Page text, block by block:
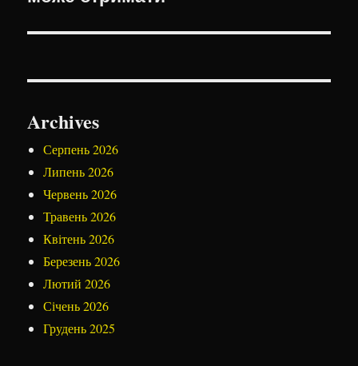
Archives
Серпень 2026
Липень 2026
Червень 2026
Травень 2026
Квітень 2026
Березень 2026
Лютий 2026
Січень 2026
Грудень 2025